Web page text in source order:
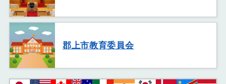
郡上市教育委員会